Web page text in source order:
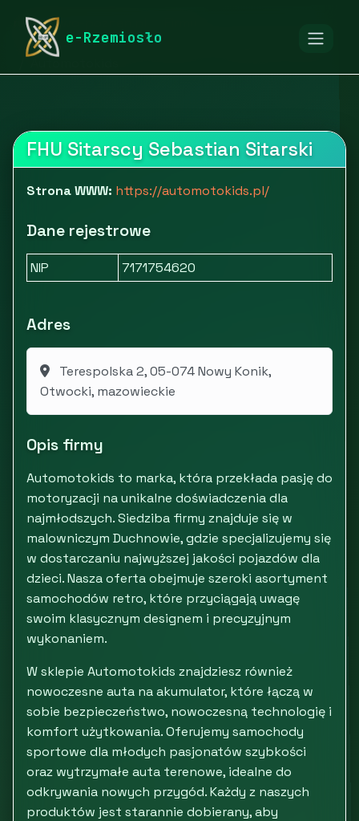
e-Rzemiosło
rymarstwo-poznan.pl
Edukacja, kultura i rozrywka
Rozrywka i hobby
FHU Sitarscy Sebastian Sitarski
Strona WWW: https://automotokids.pl/
Dane rejestrowe
NIP 7171754620
Adres
Terespolska 2, 05-074 Nowy Konik,
Otwocki, mazowieckie
Opis firmy
Automotokids to marka, która przekłada pasję do
motoryzacji na unikalne doświadczenia dla
najmłodszych. Siedziba firmy znajduje się w
malowniczym Duchnowie, gdzie specjalizujemy się
w dostarczaniu najwyższej jakości pojazdów dla
dzieci. Nasza oferta obejmuje szeroki asortyment
samochodów retro, które przyciągają uwagę
swoim klasycznym designem i precyzyjnym
wykonaniem.
W sklepie Automotokids znajdziesz również
nowoczesne auta na akumulator, które łączą w
sobie bezpieczeństwo, nowoczesną technologię i
komfort użytkowania. Oferujemy samochody
sportowe dla młodych pasjonatów szybkości
oraz wytrzymałe auta terenowe, idealne do
odkrywania nowych przygód. Każdy z naszych
produktów jest starannie dobierany, aby